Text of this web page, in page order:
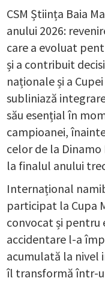
CSM Știința Baia
anului 2026:
care a evoluat
și a contribuit
naționale și a
subliniază
său esențial în
campioanei,
celor de la
la finalul anului
Internațional
participat la Cupa
convocat și pentru
accidentare l-a
acumulată la nivel
îl transformă într-